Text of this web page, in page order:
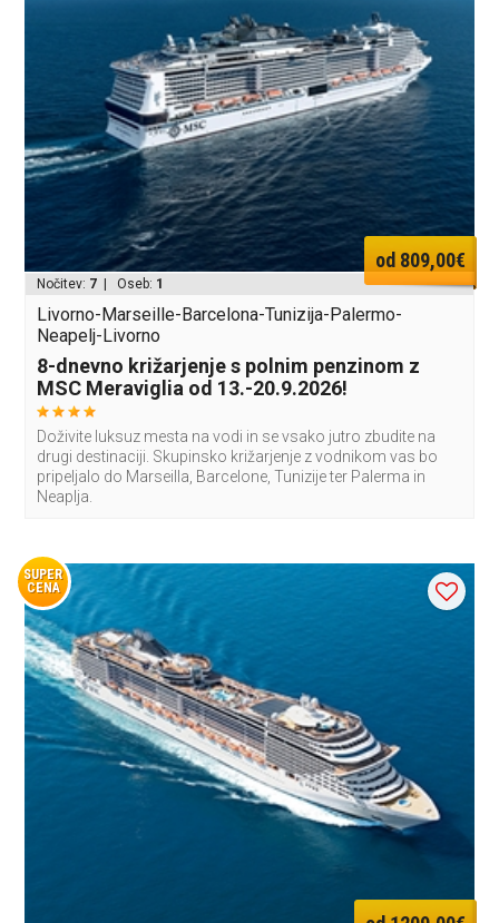
od 809,00€
Nočitev: 7 | Oseb: 1
Livorno-Marseille-Barcelona-Tunizija-Palermo-
Neapelj-Livorno
8-dnevno križarjenje s polnim penzinom z
MSC Meraviglia od 13.-20.9.2026!
Doživite luksuz mesta na vodi in se vsako jutro zbudite na
drugi destinaciji. Skupinsko križarjenje z vodnikom vas bo
pripeljalo do Marseilla, Barcelone, Tunizije ter Palerma in
Neaplja.
SUPER
CENA